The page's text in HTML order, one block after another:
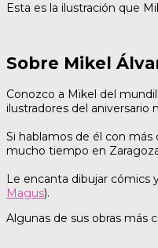
Esta es la ilustración que
Sobre Mikel
Conozco a Mikel del
ilustradores del aniversario
Si hablamos de él con más
mucho tiempo en
Le encanta dibujar cómics
Magus).
Algunas de sus obras más